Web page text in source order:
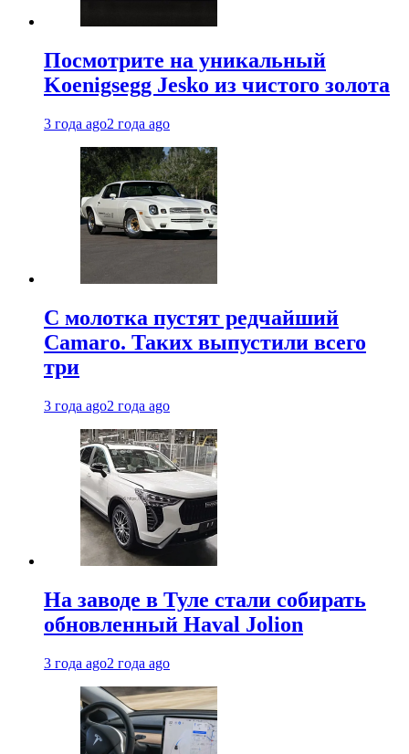
Посмотрите на уникальный
Koenigsegg Jesko из чистого золота
3 года ago2 года ago
С молотка пустят редчайший
Camaro. Таких выпустили всего
три
3 года ago2 года ago
На заводе в Туле стали собирать
обновленный Haval Jolion
3 года ago2 года ago